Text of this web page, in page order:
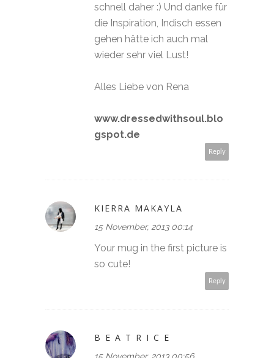
schnell daher :) Und danke für
die Inspiration, Indisch essen
gehen hätte ich auch mal
wieder sehr viel Lust!
Alles Liebe von Rena
www.dressedwithsoul.blo
gspot.de
Reply
KIERRA MAKAYLA
15 November, 2013 00:14
Your mug in the first picture is
so cute!
Reply
B E A T R I C E
15 November, 2013 00:56